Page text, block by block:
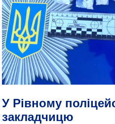
У Рівному
закладчицю